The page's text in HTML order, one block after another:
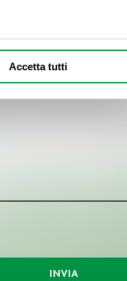
(impronte
partner che si occupano
Accetta tutti
INVIA